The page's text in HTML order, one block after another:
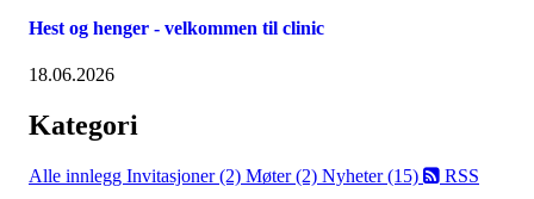
Hest og henger - velkommen til clinic
18.06.2026
Kategori
Alle innlegg Invitasjoner (2) Møter (2) Nyheter (15) RSS